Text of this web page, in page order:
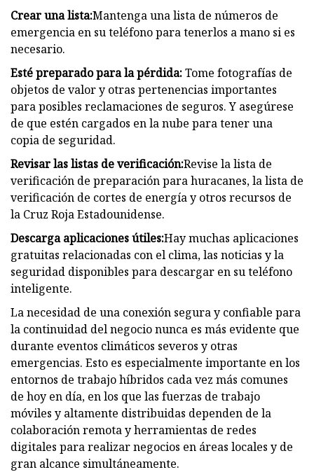
Crear una lista:Mantenga una lista de números de
emergencia en su teléfono para tenerlos a mano si es
necesario.
Esté preparado para la pérdida:Tome fotografías de
objetos de valor y otras pertenencias importantes
para posibles reclamaciones de seguros. Y asegúrese
de que estén cargados en la nube para tener una
copia de seguridad.
Revisar las listas de verificación:Revise la lista de
verificación de preparación para huracanes, la lista de
verificación de cortes de energía y otros recursos de
la Cruz Roja Estadounidense.
Descarga aplicaciones útiles:Hay muchas aplicaciones
gratuitas relacionadas con el clima, las noticias y la
seguridad disponibles para descargar en su teléfono
inteligente.
La necesidad de una conexión segura y confiable para
la continuidad del negocio nunca es más evidente que
durante eventos climáticos severos y otras
emergencias. Esto es especialmente importante en los
entornos de trabajo híbridos cada vez más comunes
de hoy en día, en los que las fuerzas de trabajo
móviles y altamente distribuidas dependen de la
colaboración remota y herramientas de redes
digitales para realizar negocios en áreas locales y de
gran alcance simultáneamente.